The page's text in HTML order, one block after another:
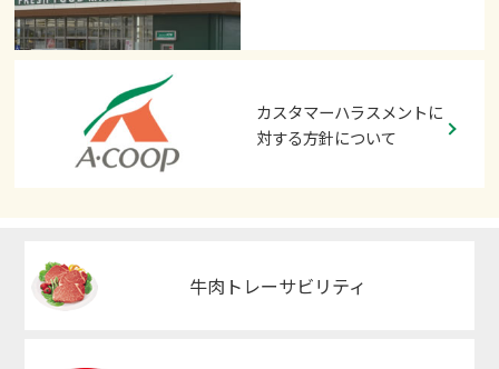
カスタマーハラスメントに
対する方針について
牛肉トレーサビリティ